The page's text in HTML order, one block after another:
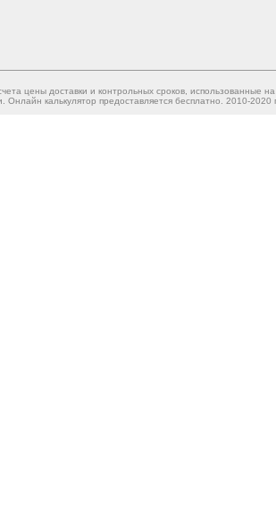
цены доставки и контрольных сроков, использованные
Онлайн калькулятор предоставляется бесплатно. 2010-2020